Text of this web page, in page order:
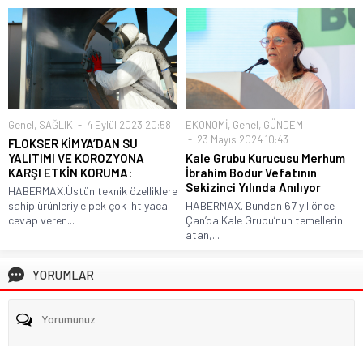
Genel, SAĞLIK 4 Eylül 2023 20:58
FLOKSER KİMYA’DAN SU
YALITIMI VE KOROZYONA
KARŞI ETKİN KORUMA:
HABERMAX.Üstün teknik özelliklere
sahip ürünleriyle pek çok ihtiyaca
cevap veren...
EKONOMİ, Genel, GÜNDEM
23 Mayıs 2024 10:43
Kale Grubu Kurucusu Merhum
İbrahim Bodur Vefatının
Sekizinci Yılında Anılıyor
HABERMAX. Bundan 67 yıl önce
Çan’da Kale Grubu’nun temellerini
atan,...
YORUMLAR